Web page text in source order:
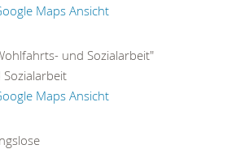
Maps Ansicht
und Sozialarbeit"
Maps Ansicht